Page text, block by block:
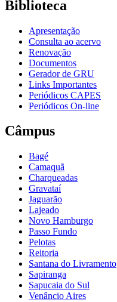
Biblioteca
Apresentação
Consulta ao acervo
Renovação
Documentos
Gerador de GRU
Links Importantes
Periódicos CAPES
Periódicos On-line
Câmpus
Bagé
Camaquã
Charqueadas
Gravataí
Jaguarão
Lajeado
Novo Hamburgo
Passo Fundo
Pelotas
Reitoria
Santana do Livramento
Sapiranga
Sapucaia do Sul
Venâncio Aires